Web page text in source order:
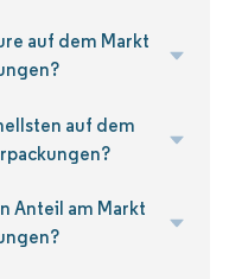
auf dem Markt
auf dem
Anteil am Markt